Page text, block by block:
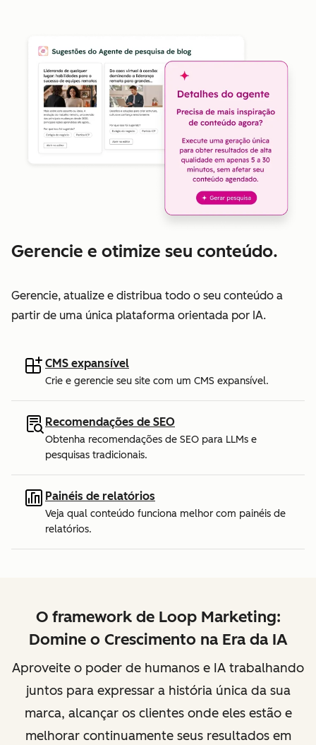
Gerencie e otimize seu conteúdo.
Gerencie, atualize e distribua todo o seu conteúdo a
partir de uma única plataforma orientada por IA.
CMS expansível
Crie e gerencie seu site com um CMS expansível.
Recomendações de SEO
Obtenha recomendações de SEO para LLMs e
pesquisas tradicionais.
Painéis de relatórios
Veja qual conteúdo funciona melhor com painéis de
relatórios.
O framework de Loop Marketing:
Domine o Crescimento na Era da IA
Aproveite o poder de humanos e IA trabalhando
juntos para expressar a história única da sua
marca, alcançar os clientes onde eles estão e
melhorar continuamente seus resultados em